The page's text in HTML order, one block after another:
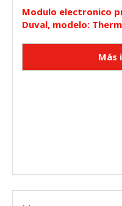
Modulo electronico
Duval, modelo: